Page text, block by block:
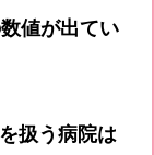
値が出てい
扱う病院は